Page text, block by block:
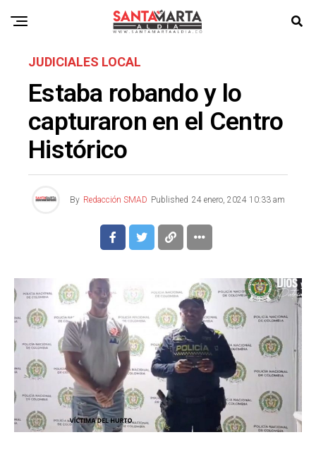
JUDICIALES LOCAL
Estaba robando y lo
capturaron en el Centro
Histórico
By Redacción SMAD Published 24 enero, 2024 10:33 am